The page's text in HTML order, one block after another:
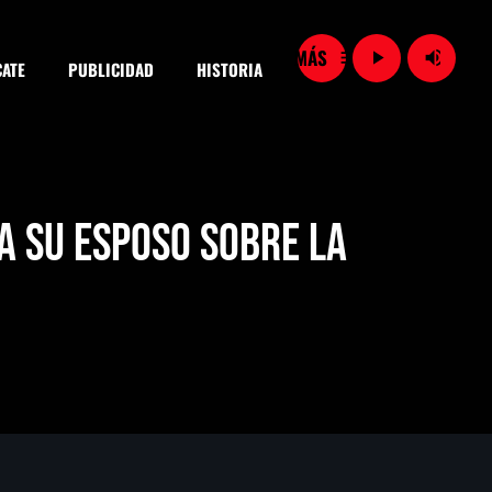
PUBLICIDAD HISTORIA menu play_arrow volume_up
su esposo sobre la